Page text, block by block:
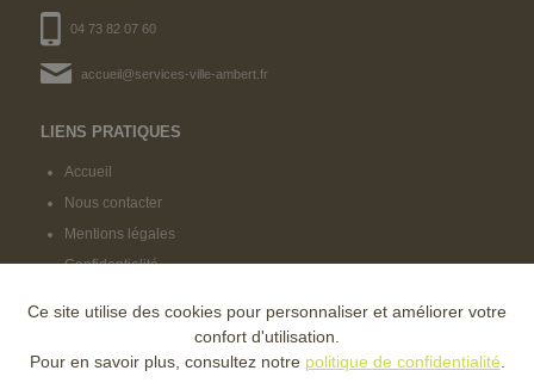
04 73 82 07 60
accueil@services-ville-ambert.fr
LIENS PRATIQUES
Accueil
Nous contacter
Mentions légales
Confidentialité
NOS LABELS
Ce site utilise des cookies pour personnaliser et améliorer votre
confort d'utilisation.
Pour en savoir plus, consultez notre politique de confidentialité